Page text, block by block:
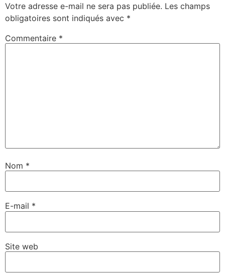
Votre adresse e-mail ne sera pas publiée. Les champs
obligatoires sont indiqués avec *
Commentaire *
Nom *
E-mail *
Site web